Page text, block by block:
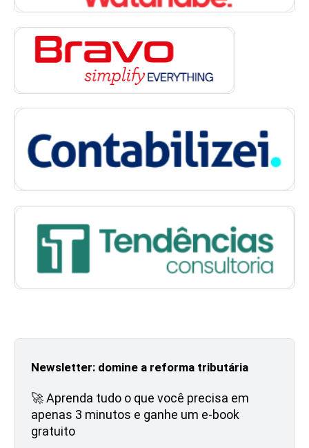
Newsletter: domine a reforma tributária
🚀 Aprenda tudo o que você precisa em
apenas 3 minutos e ganhe um e-book
gratuito